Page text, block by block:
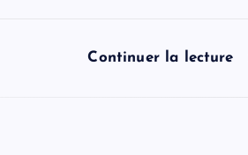
Continuer la lecture